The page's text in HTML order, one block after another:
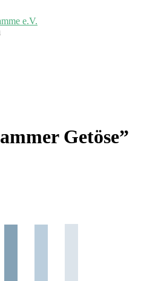
Getöse”